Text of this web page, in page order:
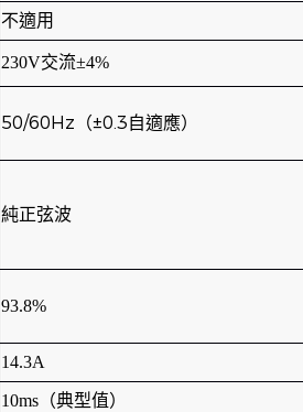
不適用
230V交流±4%
50/60Hz（±0.3自適應）
純正弦波
93.8%
14.3A
10ms（典型值）